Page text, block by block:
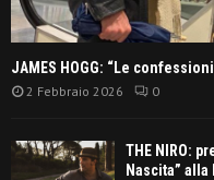
JAMES HOGG: “Le
2 Febbraio 2026 0
THE NIRO:
Nascita”